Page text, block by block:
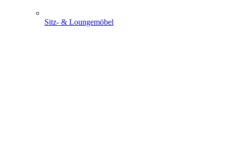
Sitz- & Loungemöbel